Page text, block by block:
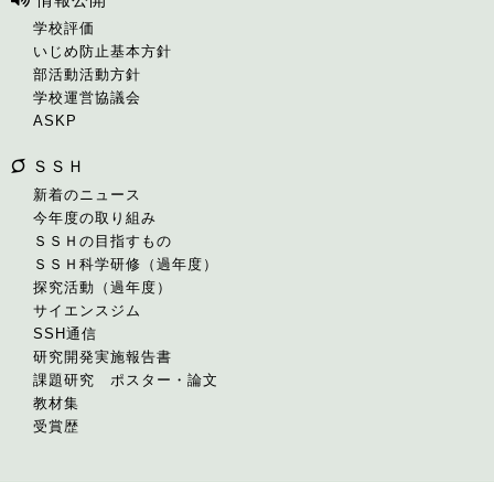
学校評価
いじめ防止基本方針
部活動活動方針
学校運営協議会
ASKP
ＳＳＨ
新着のニュース
今年度の取り組み
ＳＳＨの目指すもの
ＳＳＨ科学研修（過年度）
探究活動（過年度）
サイエンスジム
SSH通信
研究開発実施報告書
課題研究 ポスター・論文
教材集
受賞歴